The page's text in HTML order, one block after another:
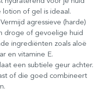
lotion of gel is ideaal.
Vermijd agressieve (harde)
droge of gevoelige huid
ingrediënten zoals aloë
en vitamine E.
een subtiele geur achter.
of die goed combineert